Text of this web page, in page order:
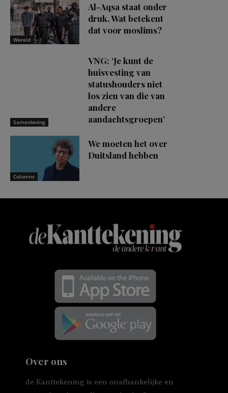
Wereld
Al-Aqsa staat onder
druk. Wat betekent
dat voor moslims?
Samenleving
VNG: ‘Je kunt de
huisvesting van
statushouders niet
los zien van die van
andere
aandachtsgroepen’
Columns
We moeten het over
Duitsland hebben
Over ons
de Kanttekening is een onafhankelijke en